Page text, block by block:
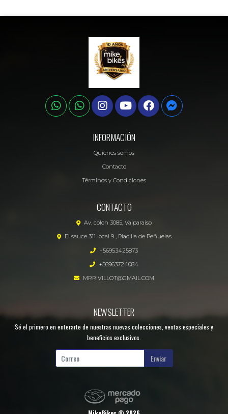
INFORMACIÓN
Quiénes somos
Contacto
Términos y Condiciones
CONTACTO
Av. colon 3085, Valparaíso
El sauce 311 local 9 , Placilla de Peñuelas
+56953425873
+56963724084
MRRIVILLOT@GMAIL.COM
NEWSLETTER
Sé el primero en enterarte de nuestras nuevas colecciones, ventas especiales y
beneficios exclusivos.
Enviar